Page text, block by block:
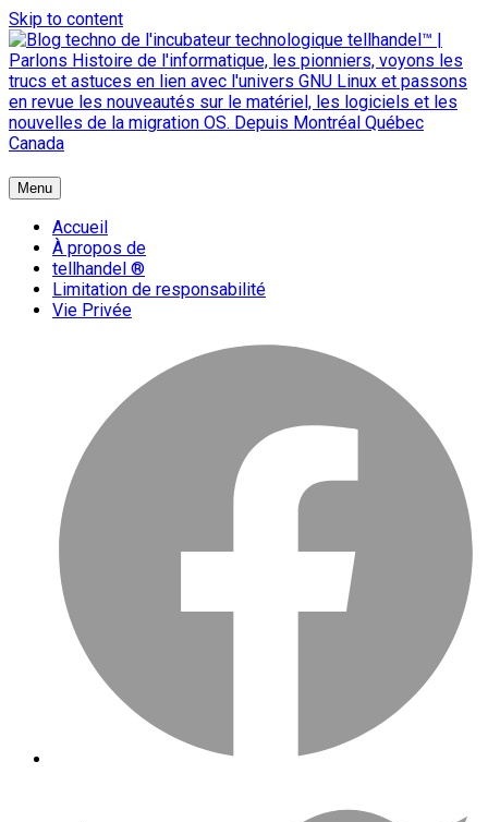
Skip to content
{ + }
blog technologique du hub | migration GNU Linux
Menu
Accueil
À propos de
tellhandel ®
Limitation de responsabilité
Vie Privée